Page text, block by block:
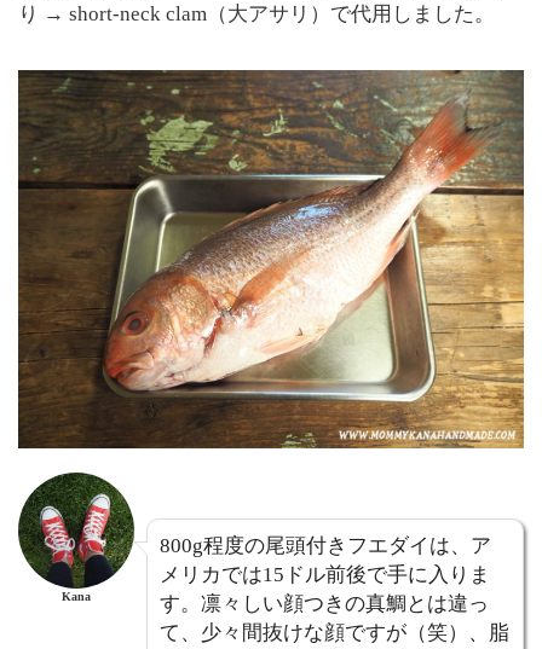
り → short-neck clam（大アサリ）で代用しました。
Kana
800g程度の尾頭付きフエダイは、ア
メリカでは15ドル前後で手に入りま
す。凛々しい顔つきの真鯛とは違っ
て、少々間抜けな顔ですが（笑）、脂